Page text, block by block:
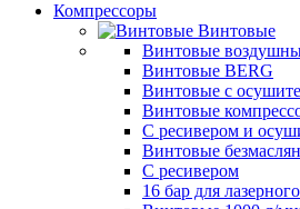
Компрессоры
Винтовые
Винтовые
Винтовые BERG
Винтовые с
Винтовые
C ресивером и
Винтовые
C ресивером
16 бар для